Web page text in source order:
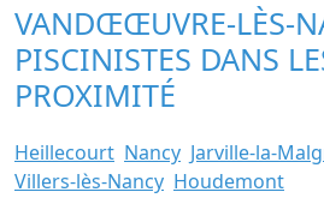
VANDŒŒUVRE-LÈS-
PISCINISTES DANS
PROXIMITÉ
Heillecourt Nancy Jarville-la-
Villers-lès-Nancy Houdemont